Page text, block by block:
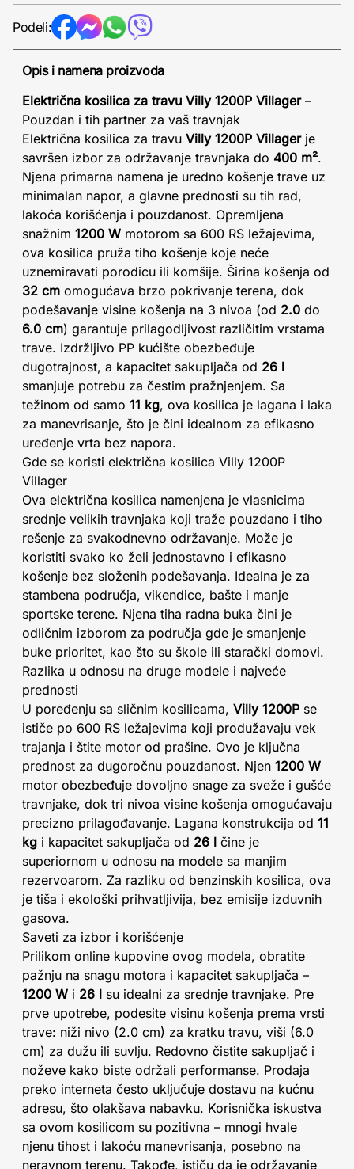
Podeli:
Opis i namena proizvoda
Električna kosilica za travu Villy 1200P Villager–
Pouzdan i tih partner za vaš travnjak
Električna kosilica za travu Villy 1200P Villagerje
savršen izbor za održavanje travnjaka do 400 m².
Njena primarna namena je uredno košenje trave uz
minimalan napor, a glavne prednosti su tih rad,
lakoća korišćenja i pouzdanost. Opremljena
snažnim 1200 W motorom sa 600 RS ležajevima,
ova kosilica pruža tiho košenje koje neće
uznemiravati porodicu ili komšije. Širina košenja od
32 cm omogućava brzo pokrivanje terena, dok
podešavanje visine košenja na 3 nivoa (od 2.0 do
6.0 cm) garantuje prilagodljivost različitim vrstama
trave. Izdržljivo PP kućište obezbeđuje
dugotrajnost, a kapacitet sakupljača od 26 l
smanjuje potrebu za čestim pražnjenjem. Sa
težinom od samo 11 kg, ova kosilica je lagana i laka
za manevrisanje, što je čini idealnom za efikasno
uređenje vrta bez napora.
Gde se koristi električna kosilica Villy 1200P
Villager
Ova električna kosilica namenjena je vlasnicima
srednje velikih travnjaka koji traže pouzdano i tiho
rešenje za svakodnevno održavanje. Može je
koristiti svako ko želi jednostavno i efikasno
košenje bez složenih podešavanja. Idealna je za
stambena područja, vikendice, bašte i manje
sportske terene. Njena tiha radna buka čini je
odličnim izborom za područja gde je smanjenje
buke prioritet, kao što su škole ili starački domovi.
Razlika u odnosu na druge modele i najveće
prednosti
U poređenju sa sličnim kosilicama, Villy 1200P se
ističe po 600 RS ležajevima koji produžavaju vek
trajanja i štite motor od prašine. Ovo je ključna
prednost za dugoročnu pouzdanost. Njen 1200 W
motor obezbeđuje dovoljno snage za sveže i gušće
travnjake, dok tri nivoa visine košenja omogućavaju
precizno prilagođavanje. Lagana konstrukcija od 11
kg i kapacitet sakupljača od 26 l čine je
superiornom u odnosu na modele sa manjim
rezervoarom. Za razliku od benzinskih kosilica, ova
je tiša i ekološki prihvatljivija, bez emisije izduvnih
gasova.
Saveti za izbor i korišćenje
Prilikom online kupovine ovog modela, obratite
pažnju na snagu motora i kapacitet sakupljača –
1200 W i 26 l su idealni za srednje travnjake. Pre
prve upotrebe, podesite visinu košenja prema vrsti
trave: niži nivo (2.0 cm) za kratku travu, viši (6.0
cm) za dužu ili suvlju. Redovno čistite sakupljač i
noževe kako biste održali performanse. Prodaja
preko interneta često uključuje dostavu na kućnu
adresu, što olakšava nabavku. Korisnička iskustva
sa ovom kosilicom su pozitivna – mnogi hvale
njenu tihost i lakoću manevrisanja, posebno na
neravnom terenu. Takođe, ističu da je održavanje